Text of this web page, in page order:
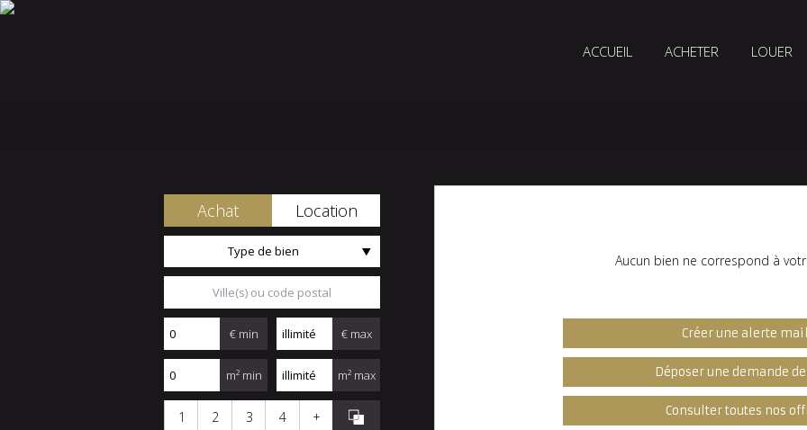
ACCUEIL ACHETER LOUER
Achat Location
Type de bien
€ min € max
m² min m² max
1 2 3 4 +
Aucun bien ne correspond à
Créer une alerte mail
Déposer une demande
Consulter toutes nos